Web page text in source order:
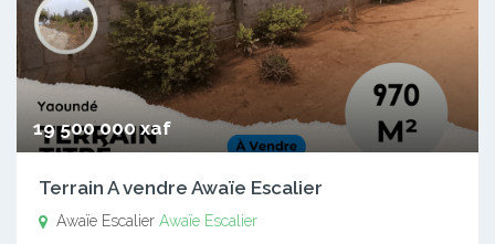
19 500 000 xaf
Terrain A vendre Awaïe Escalier
Awaïe Escalier Awaïe Escalier